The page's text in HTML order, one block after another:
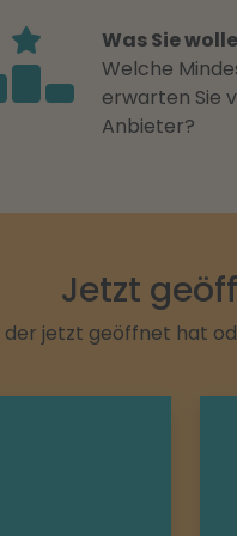
Was Sie
Welche
erwarten Sie
Anbieter?
Jetzt
der jetzt geöffnet hat